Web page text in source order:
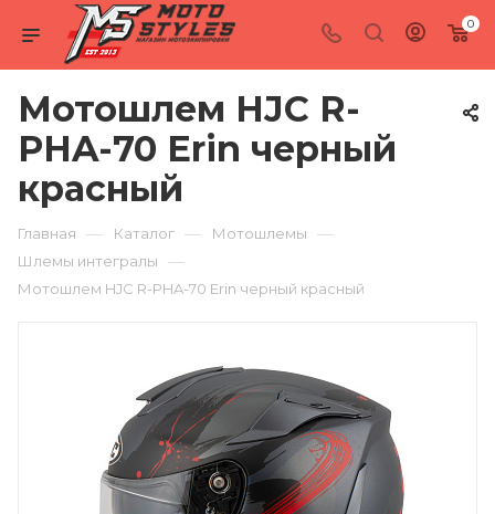
0
Мотошлем HJC R-
PHA-70 Erin черный
красный
Главная — Каталог — Мотошлемы —
Шлемы интегралы —
Мотошлем HJC R-PHA-70 Erin черный красный